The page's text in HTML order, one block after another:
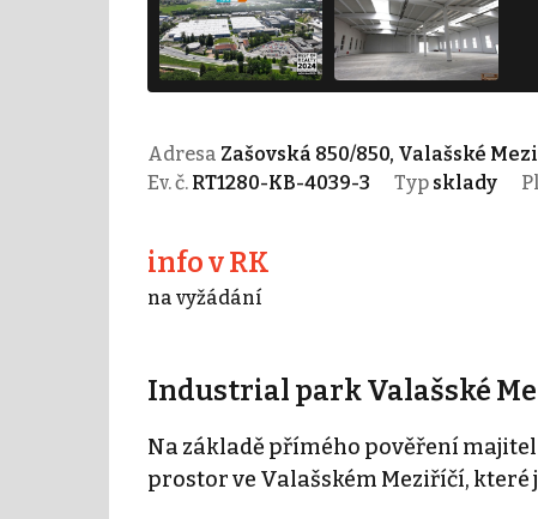
Adresa Zašovská 850/850, Valašské
Ev. č. RT1280-KB-4039-3 Typ sklady
info v RK
na vyžádání
Industrial park Valašské
Na základě přímého pověření
prostor ve Valašském Meziříčí,